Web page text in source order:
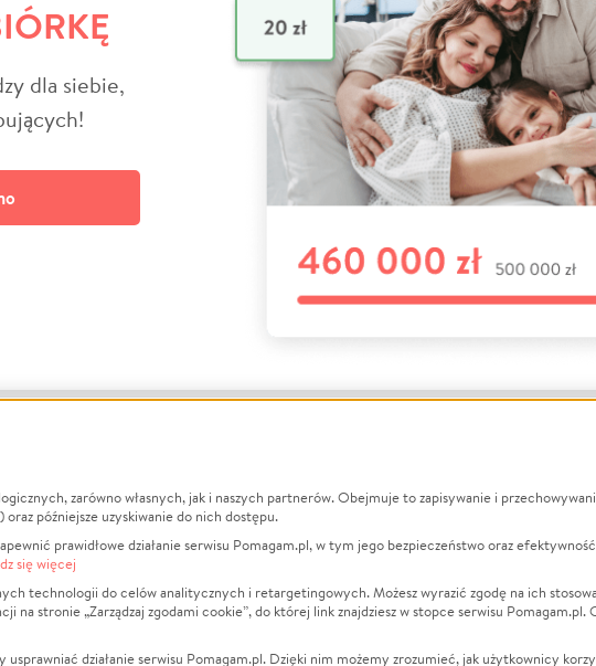
dla siebie,
O nas
Opinie
Raporty
Za darmo
Zbieraj na
Leczenie
Zwierzęta
Pożar
zarówno własnych, jak i naszych partnerów. Obejmuje to zapisywanie i
późniejsze uzyskiwanie do nich dostępu.
prawidłowe działanie serwisu Pomagam.pl, w tym jego bezpieczeństwo oraz
się więcej
technologii do celów analitycznych i retargetingowych. Możesz wyrazić zgodę na ich
stronie „Zarządzaj zgodami cookie”, do której link znajdziesz w stopce serwisu
działanie serwisu Pomagam.pl. Dzięki nim możemy zrozumieć, jak użytkownicy